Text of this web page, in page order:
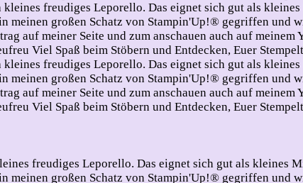
freudiges Leporello. Das eignet sich gut als kleines
meinen großen Schatz von Stampin'Up!® gegriffen und